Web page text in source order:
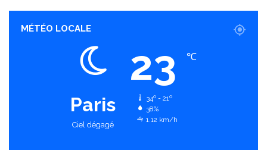
MÉTÉO LOCALE
Paris
Ciel dégagé
23 ℃
34º - 21º
38%
1.12 km/h